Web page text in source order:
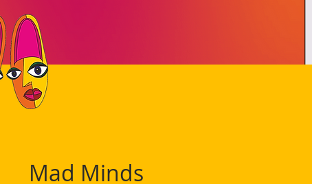
Mad Minds